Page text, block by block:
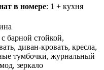
в номере: 1 + кухня
барной стойкой,
диван-кровать, кресла,
тумбочки, журнальный
зеркало